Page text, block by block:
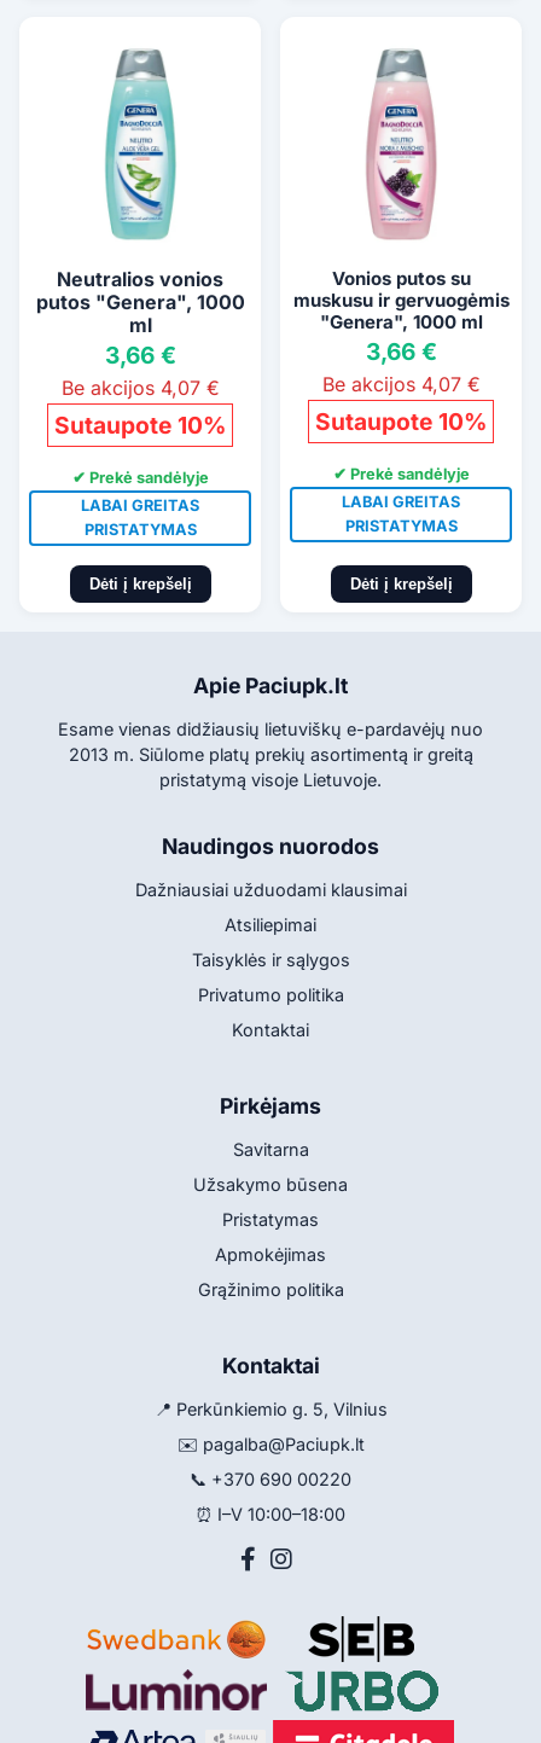
Neutralios vonios
putos "Genera", 1000
ml
3,66 €
Be akcijos 4,07 €
Sutaupote 10%
✔ Prekė sandėlyje
LABAI GREITAS
PRISTATYMAS
Dėti į krepšelį
Vonios putos su
muskusu ir gervuogėmis
"Genera", 1000 ml
3,66 €
Be akcijos 4,07 €
Sutaupote 10%
✔ Prekė sandėlyje
LABAI GREITAS
PRISTATYMAS
Dėti į krepšelį
Apie Paciupk.lt
Esame vienas didžiausių lietuviškų e-pardavėjų nuo
2013 m. Siūlome platų prekių asortimentą ir greitą
pristatymą visoje Lietuvoje.
Naudingos nuorodos
Dažniausiai užduodami klausimai
Atsiliepimai
Taisyklės ir sąlygos
Privatumo politika
Kontaktai
Pirkėjams
Savitarna
Užsakymo būsena
Pristatymas
Apmokėjimas
Grąžinimo politika
Kontaktai
📍 Perkūnkiemio g. 5, Vilnius
✉️ pagalba@Paciupk.lt
📞 +370 690 00220
⏰ I–V 10:00–18:00